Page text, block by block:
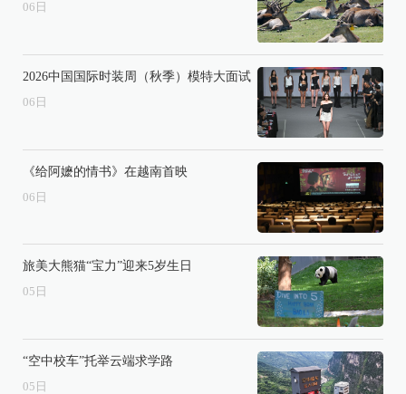
06 日
2026中国国际时装周（秋季）模特大面试
06 日
《给阿嬷的情书》在越南首映
06 日
旅美大熊猫“宝力”迎来5岁生日
05 日
“空中校车”托举云端求学路
05 日